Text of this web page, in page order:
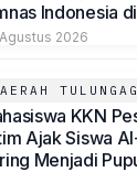
Indonesia
2026
KKN
Ajak Siswa
Menjadi